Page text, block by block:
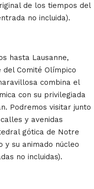
de los tiempos del
no incluida).
hasta Lausanne,
del Comité Olímpico
combina el
con su privilegiada
Podremos visitar junto
y avenidas
gótica de Notre
y su animado núcleo
no incluidas).